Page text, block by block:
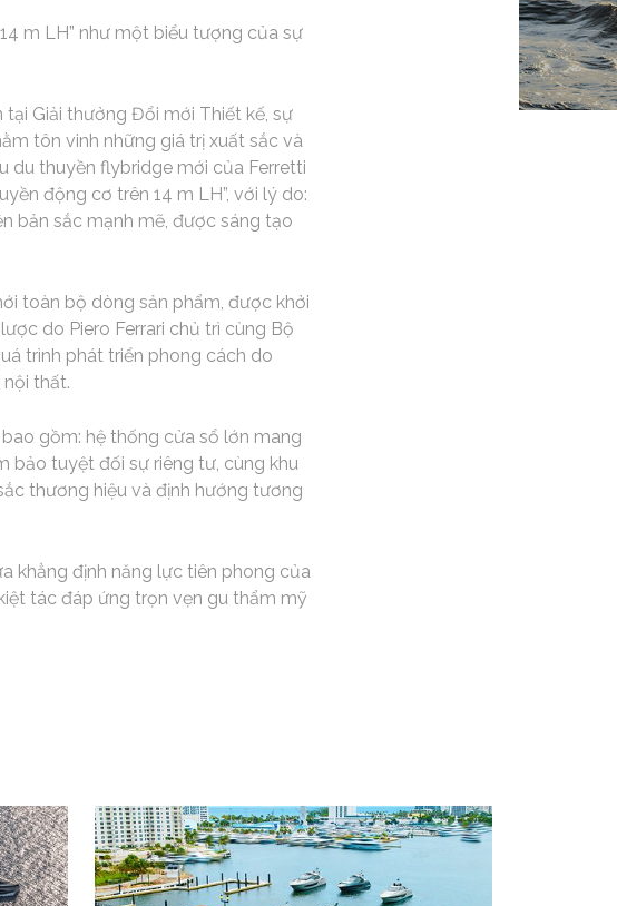
m LH” như một biểu tượng của sự
Giải thưởng Đổi mới Thiết kế, sự
tôn vinh những giá trị xuất sắc và
du thuyền flybridge mới của Ferretti
động cơ trên 14 m LH”, với lý do:
bản sắc mạnh mẽ, được sáng tạo
toàn bộ dòng sản phẩm, được khởi
do Piero Ferrari chủ trì cùng Bộ
trình phát triển phong cách do
thất.
gồm: hệ thống cửa sổ lớn mang
bảo tuyệt đối sự riêng tư, cùng khu
thương hiệu và định hướng tương
khẳng định năng lực tiên phong của
tác đáp ứng trọn vẹn gu thẩm mỹ